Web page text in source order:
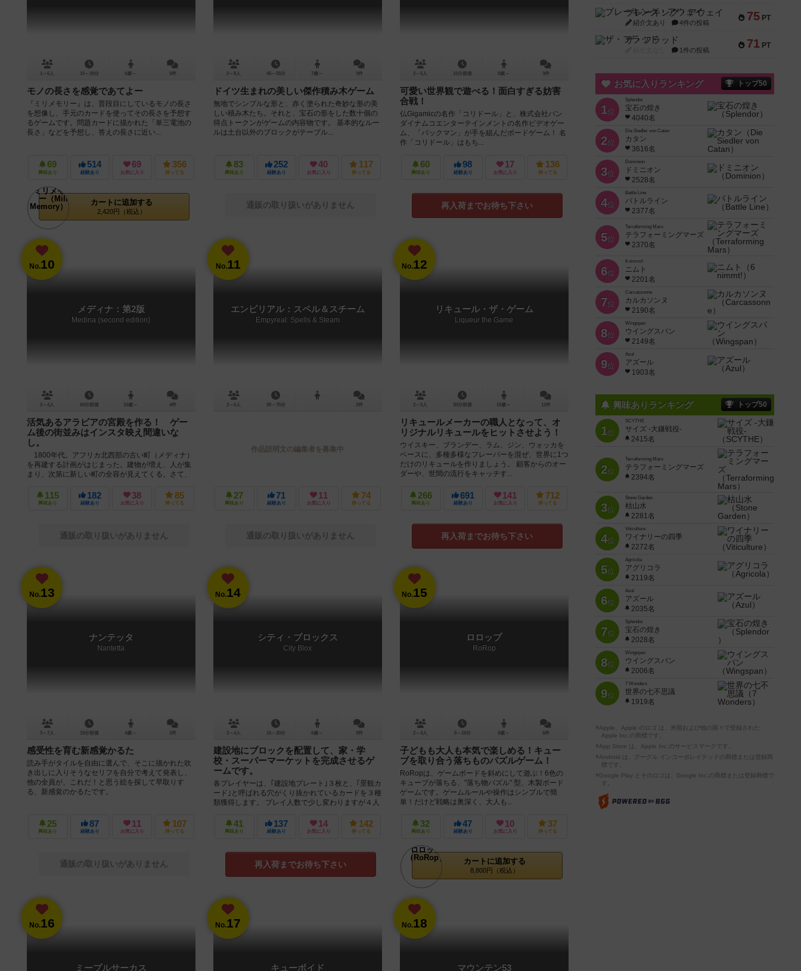
1～6人 10～20分 6歳～ 5件
モノの長さを感覚であてよー
『ミリメモリー』は、普段目にしているモノの長さ
を想像し、手元のカードを使ってその長さを予想す
るゲームです。問題カードに描かれた「単三電池の
長さ」などを予想し、答えの長さに近い...
69
興味あり
514
経験あり
69
お気に入り
356
持ってる
カートに追加する
2,420円（税込）
2～8人 45～55分 7歳～ 3件
ドイツ生まれの美しい傑作積み木ゲーム
無地でシンプルな形と、赤く塗られた奇妙な形の美
しい積み木たち。それと、宝石の形をした数十個の
得点トークンがゲームの内容物です。 基本的なルー
ルは土台以外のブロックがテーブル...
83
興味あり
252
経験あり
40
お気に入り
117
持ってる
通販の取り扱いがありません
2～5人 15分前後 8歳～ 3件
可愛い世界観で遊べる！面白すぎる妨害
合戦！
仏Gigamicの名作「コリドール」と、株式会社バン
ダイナムコエンターテインメントの名作ビデオゲー
ム、「パックマン」が手を組んだボードゲーム！ 名
作「コリドール」はもち...
60
興味あり
98
経験あり
17
お気に入り
136
持ってる
再入荷までお待ち下さい
No.10
メディナ：第2版
Medina (second edition)
2～4人 60分前後 10歳～ 4件
活気あるアラビアの宮殿を作る！ ゲー
ム後の街並みはインスタ映え間違いな
し。
1800年代。アフリカ北西部の古い町（メディナ）
を再建する計画がはじまった。建物が増え、人が集
まり、次第に新しい町の全容が見えてくる。さて、
115
興味あり
182
経験あり
38
お気に入り
85
持ってる
通販の取り扱いがありません
No.11
エンピリアル：スペル＆スチーム
Empyreal: Spells & Steam
2～6人 30～75分 2件
作品説明文の編集者を募集中
27
興味あり
71
経験あり
11
お気に入り
74
持ってる
通販の取り扱いがありません
No.12
リキュール・ザ・ゲーム
Liqueur the Game
2～5人 30分前後 10歳～ 12件
リキュールメーカーの職人となって、オ
リジナルリキュールをヒットさせよう！
ウイスキー、ブランデー、ラム、ジン、ウォッカを
ベースに、多種多様なフレーバーを混ぜ、世界に1つ
だけのリキュールを作りましょう。 顧客からのオー
ダーや、世間の流行をキャッチす...
266
興味あり
691
経験あり
141
お気に入り
712
持ってる
再入荷までお待ち下さい
No.13
ナンテッタ
Nantetta
3～7人 10分前後 4歳～ 2件
感受性を育む新感覚かるた
読み手がタイルを自由に選んで、そこに描かれた吹
き出しに入りそうなセリフを自分で考えて発表し、
他の全員が、これだ！と思う絵を探して早取りす
る、新感覚のかるたです。
25
興味あり
87
経験あり
11
お気に入り
107
持ってる
通販の取り扱いがありません
No.14
シティ・ブロックス
City Blox
2～4人 15～20分 6歳～ 3件
建設地にブロックを配置して、家・学
校・スーパーマーケットを完成させるゲ
ームです。
各プレイヤーは、｢建設地プレート｣３枚と、｢景観カ
ード｣と呼ばれる穴がくり抜かれているカードを３種
類獲得します。 プレイ人数で少し変わりますが４人
41
興味あり
137
経験あり
14
お気に入り
142
持ってる
再入荷までお待ち下さい
No.15
ロロップ
RoRop
2～4人 5～15分 8歳～ 6件
子どもも大人も本気で楽しめる！キュー
ブを取り合う落ちものパズルゲーム！
RoRopは、ゲームボードを斜めにして遊ぶ！6色の
キューブが落ちる、"落ち物パズル" 型、木製ボード
ゲームです。ゲームルールや操作はシンプルで簡
単！だけど戦略は奥深く、大人も...
32
興味あり
47
経験あり
10
お気に入り
37
持ってる
カートに追加する
8,800円（税込）
No.16
ミープルサーカス
No.17
キューボイド
No.18
マウンテン53
75 PT
ブレーキング・アウェイ
紹介文あり 4件の投稿
71 PT
ザ・フラッド
1件の投稿
お気に入りランキング トップ50
1位
Splendor
宝石の煌き
4040名
2位
Die Siedler von Catan
カタン
3616名
3位
Dominion
ドミニオン
2528名
4位
Battle Line
バトルライン
2377名
5位
Terraforming Mars
テラフォーミングマーズ
2370名
6位
6 nimmt!
ニムト
2201名
7位
Carcassonne
カルカソンヌ
2190名
8位
Wingspan
ウイングスパン
2149名
9位
Azul
アズール
1903名
興味ありランキング トップ50
1位
SCYTHE
サイズ -大鎌戦役-
2415名
2位
Terraforming Mars
テラフォーミングマーズ
2394名
3位
Stone Garden
枯山水
2281名
4位
Viticulture
ワイナリーの四季
2272名
5位
Agricola
アグリコラ
2119名
6位
Azul
アズール
2035名
7位
Splendor
宝石の煌き
2028名
8位
Wingspan
ウイングスパン
2006名
9位
7 Wonders
世界の七不思議
1919名
※Apple、Apple のロゴ は、米国および他の国々で登録された
Apple Inc.の商標です。
※App Store は、Apple Inc.のサービスマークです。
※Android は、グーグル インコーポレイテッドの商標または登録商
標です。
※Google Play とそのロゴは、Google Inc.の商標または登録商標で
す。